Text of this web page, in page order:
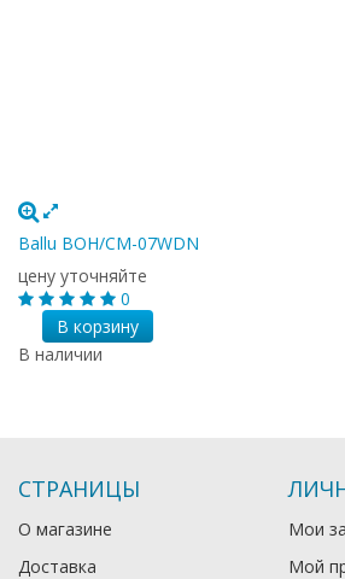
Ballu BOH/CM-07WDN
цену уточняйте
0
В корзину
В наличии
СТРАНИЦЫ
О магазине
Доставка
Мои
Мой